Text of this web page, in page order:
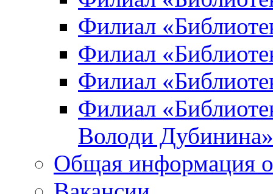
Филиал
Филиал
Филиал
Филиал
Володи Дубинина»
Общая информация